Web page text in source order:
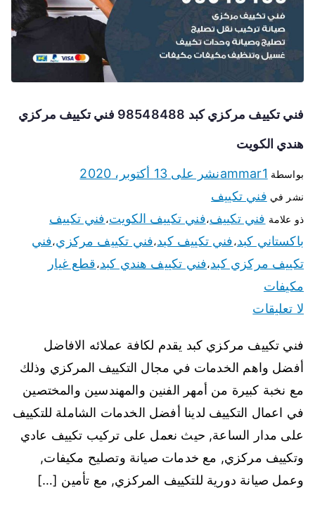
فني تكييف مركزي كبد 98548488 فني تكييف مركزي
هندي الكويت
بواسطة ammar1نشر على 13 أكتوبر، 2020
نشر في فني تكييف
ذو علامة فني تكييف،فني تكييف الكويت،فني تكييف
باكستاني كبد،فني تكييف كبد،فني تكييف مركزي،فني
تكييف مركزي كبد،فني تكييف هندي كبد،قطع غيار
مكيفات
لا تعليقات
فني تكييف مركزي كبد يقدم لكافة عملائه الافاضل
أفضل واهم الخدمات في مجال التكييف المركزي وذلك
مع نخبة كبيرة من أمهر الفنين والمهندسين والمختصين
في اعمال التكييف لدينا أفضل الخدمات الشاملة للتكييف
على مدار الساعة, حيث نعمل على تركيب تكييف عادي
وتكييف مركزي, مع خدمات صيانة وتصليح مكيفات,
وعمل صيانة دورية للتكييف المركزي, مع تأمين […]